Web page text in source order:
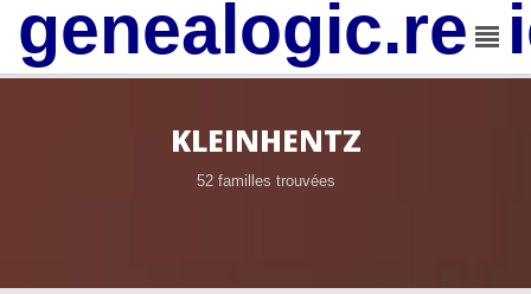
KLEINHENTZ
52 familles trouvées